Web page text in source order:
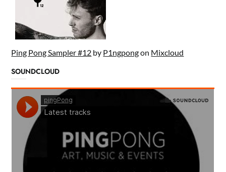
Ping Pong Sampler #12 by P1ngpongon Mixcloud
SOUNDCLOUD